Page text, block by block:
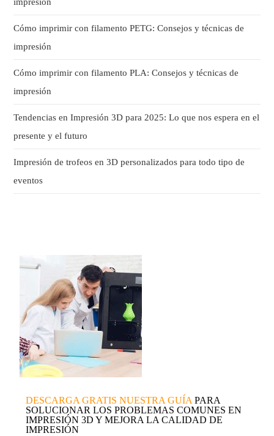
Cómo imprimir con filamento PETG: Consejos y técnicas de
impresión
Cómo imprimir con filamento PLA: Consejos y técnicas de
impresión
Tendencias en Impresión 3D para 2025: Lo que nos espera en el
presente y el futuro
Impresión de trofeos en 3D personalizados para todo tipo de
eventos
DESCARGA GRATIS NUESTRA GUÍA PARA
SOLUCIONAR LOS PROBLEMAS COMUNES EN
IMPRESIÓN 3D Y MEJORA LA CALIDAD DE
IMPRESIÓN